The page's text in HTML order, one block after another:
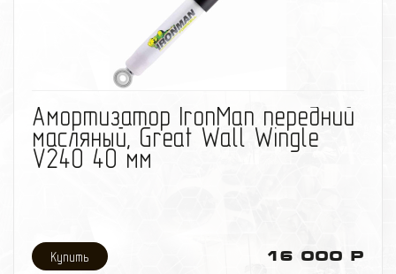
Амортизатор IronMan передний
масляный, Great Wall Wingle
V240 40 мм
16 000 Р